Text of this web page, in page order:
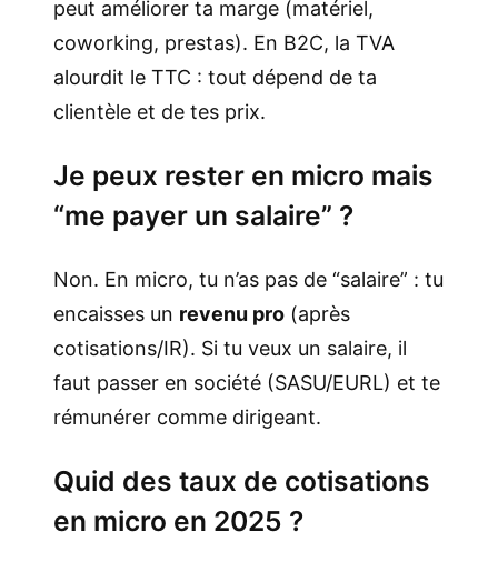
peut améliorer ta marge (matériel,
coworking, prestas). En B2C, la TVA
alourdit le TTC : tout dépend de ta
clientèle et de tes prix.
Je peux rester en micro mais
“me payer un salaire” ?
Non. En micro, tu n’as pas de “salaire” : tu
encaisses un revenu pro (après
cotisations/IR). Si tu veux un salaire, il
faut passer en société (SASU/EURL) et te
rémunérer comme dirigeant.
Quid des taux de cotisations
en micro en 2025 ?